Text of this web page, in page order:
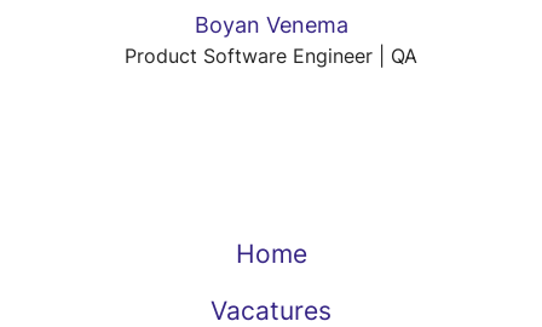
Boyan Venema
Product Software Engineer | QA
Home
Vacatures